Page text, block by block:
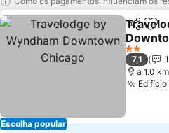
Escolha popular
Partilhar
Ver
2 Estrelas
7,1
a 1.0